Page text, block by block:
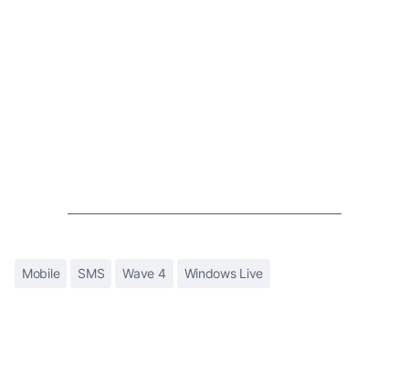
Mobile SMS Wave 4 Windows Live